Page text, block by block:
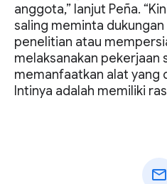
anggota,” lanjut Peña.
saling meminta
penelitian atau
melaksanakan pekerjaan
memanfaatkan alat yang
Intinya adalah memiliki
mail